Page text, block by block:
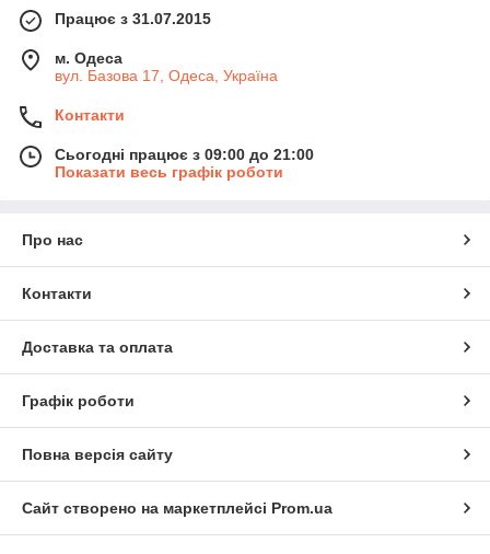
Працює з 31.07.2015
м. Одеса
вул. Базова 17, Одеса, Україна
Контакти
Сьогодні працює з 09:00 до 21:00
Показати весь графік роботи
Про нас
Контакти
Доставка та оплата
Графік роботи
Повна версія сайту
Сайт створено на маркетплейсі Prom.ua